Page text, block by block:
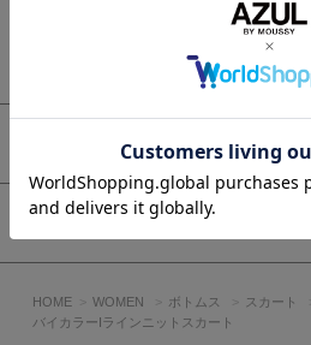
したスタイリングもおすすめ。
ショートブーツやヒールを合わせる
ンシルエットが引き立ちます。
レザージャケットやコートを羽織れ
人カジュアルな着こなしに。
オン・オフ問わず活躍する、スタイ
■生地
アクリル・ポリエステル・ナイロン
ニット素材です。
透け感：なし
もっと見る
アイテムサイズ
HOME WOMEN ボトムス
スカート
バイカラーIラインニットスカート